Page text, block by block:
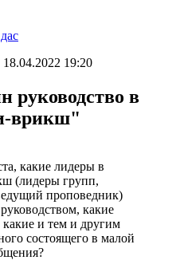
18.04.2022 19:20
руководство в
врикш"
какие лидеры в
(лидеры групп,
проповедник)
какие
и тем и другим
состоящего в малой